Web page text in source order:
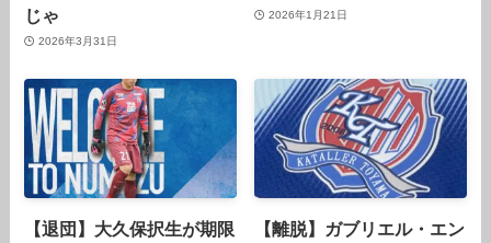
じゃ
2026年3月31日
2026年1月21日
【退団】大久保択生が期限
【離脱】ガブリエル・エン